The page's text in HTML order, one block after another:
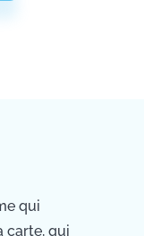
qui
carte, qui